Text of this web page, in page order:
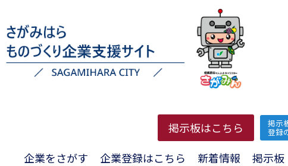
掲示板はこちら 掲示
登録
企業をさがす 企業登録はこちら 新着情報 掲示板
【神奈川県・相模原